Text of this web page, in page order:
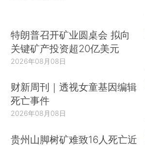
特朗普召开矿业圆桌会 拟向
关键矿产投资超20亿美元
2026年08月08日
财新周刊｜透视女童基因编辑
死亡事件
2026年08月08日
贵州山脚树矿难致16人死亡近